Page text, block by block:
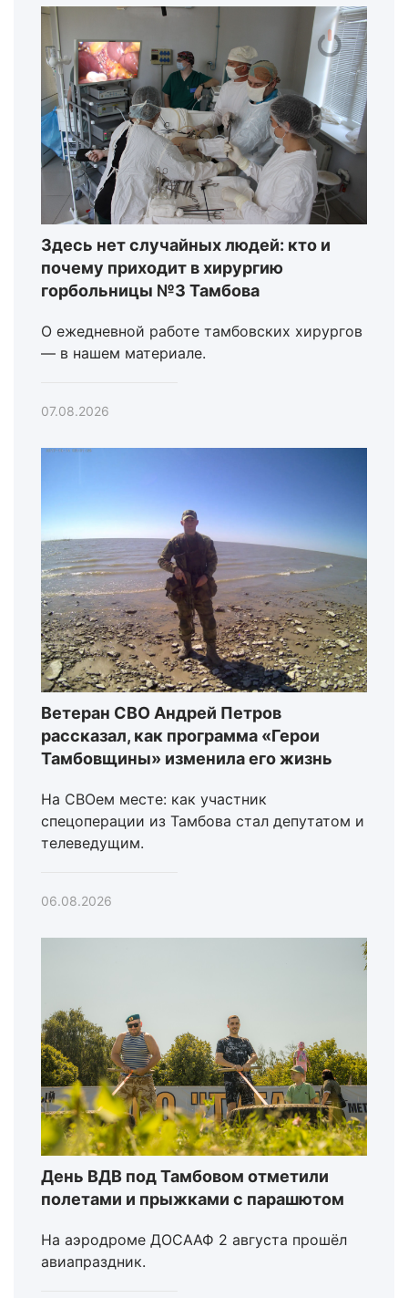
Здесь нет случайных людей: кто и
почему приходит в хирургию
горбольницы №3 Тамбова
О ежедневной работе тамбовских хирургов
— в нашем материале.
07.08.2026
Ветеран СВО Андрей Петров
рассказал, как программа «Герои
Тамбовщины» изменила его жизнь
На СВОем месте: как участник
спецоперации из Тамбова стал депутатом и
телеведущим.
06.08.2026
День ВДВ под Тамбовом отметили
полетами и прыжками с парашютом
На аэродроме ДОСААФ 2 августа прошёл
авиапраздник.